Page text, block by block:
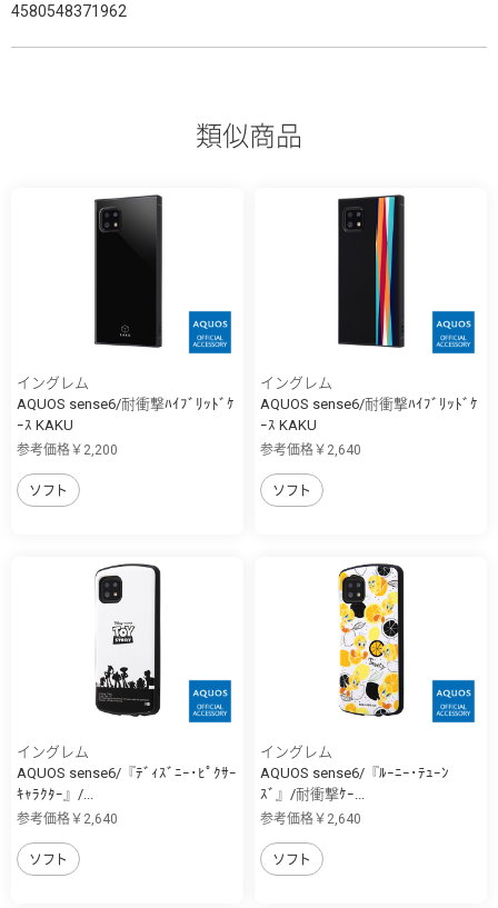
4580548371962
類似商品
イングレム
AQUOS sense6/耐衝撃ﾊｲﾌﾞﾘｯﾄﾞｹ
ｰｽ KAKU
参考価格￥2,200
ソフト
イングレム
AQUOS sense6/耐衝撃ﾊｲﾌﾞﾘｯﾄﾞｹ
ｰｽ KAKU
参考価格￥2,640
ソフト
イングレム
AQUOS sense6/『ﾃﾞｨｽﾞﾆｰ･ﾋﾟｸｻｰ
ｷｬﾗｸﾀｰ』/...
参考価格￥2,640
ソフト
イングレム
AQUOS sense6/『ﾙｰﾆｰ･ﾃｭｰﾝ
ｽﾞ』/耐衝撃ｹｰ...
参考価格￥2,640
ソフト